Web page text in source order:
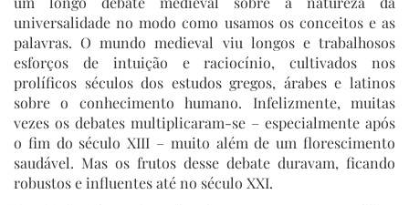
universalidade no modo como usamos os conceitos e as
palavras. O mundo medieval viu longos e trabalhosos
esforços de intuição e raciocínio, cultivados nos
prolíficos séculos dos estudos gregos, árabes e latinos
sobre o conhecimento humano. Infelizmente, muitas
vezes os debates multiplicaram-se – especialmente após
o fim do século XIII – muito além de um florescimento
saudável. Mas os frutos desse debate duravam, ficando
robustos e influentes até no século XXI.